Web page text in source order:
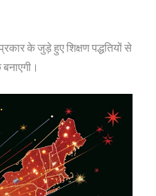
के जुड़े हुए शिक्षण पद्धतियों से